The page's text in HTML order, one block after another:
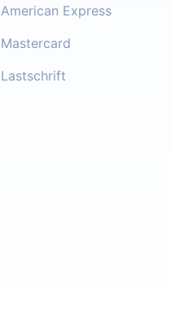
American Express
Mastercard
Lastschrift